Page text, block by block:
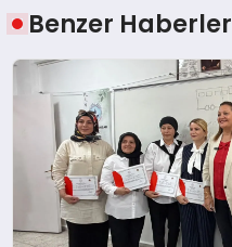
Benzer Haberler